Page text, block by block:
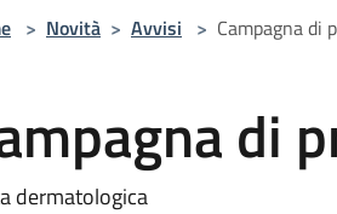
> Novità > Avvisi > Campagna di
di
dermatologica